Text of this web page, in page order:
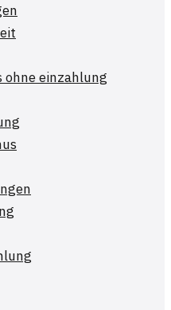
ohne einzahlung